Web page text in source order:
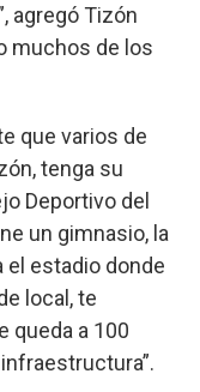
agregó Tizón
muchos de los
que varios de
tenga su
Deportivo del
un gimnasio, la
el estadio donde
local, te
queda a 100